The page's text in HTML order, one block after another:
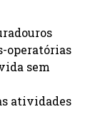
operatórias
sem
atividades